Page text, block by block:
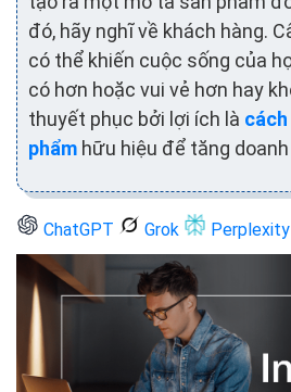
đó, hãy nghĩ về khách hàng.
có thể khiến cuộc sống của
có hơn hoặc vui vẻ hơn hay
thuyết phục bởi lợi ích là
phẩm hữu hiệu để tăng
ChatGPT Grok Perplexity